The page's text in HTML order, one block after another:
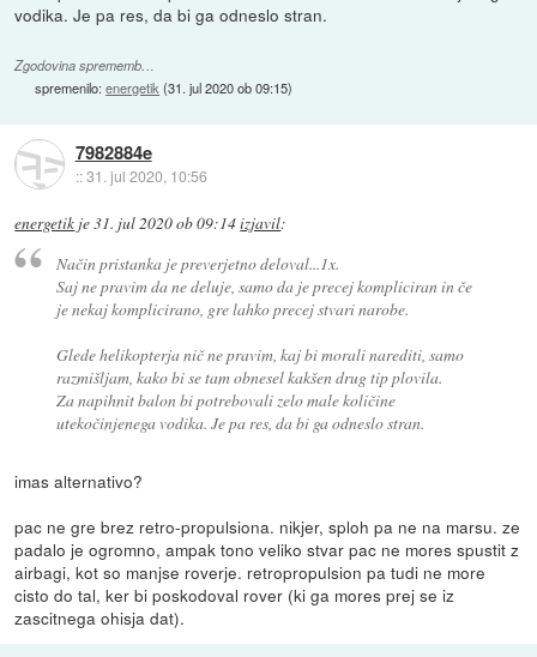
vodika. Je pa res, da bi ga odneslo stran.
Zgodovina sprememb…
spremenilo:energetik (31. jul 2020 ob 09:15)
7982884e
::31. jul 2020, 10:56
energetik je31. jul 2020 ob 09:14izjavil:
Način pristanka je preverjetno deloval...1x.
Saj ne pravim da ne deluje, samo da je precej kompliciran in če
je nekaj komplicirano, gre lahko precej stvari narobe.
Glede helikopterja nič ne pravim, kaj bi morali narediti, samo
razmišljam, kako bi se tam obnesel kakšen drug tip plovila.
Za napihnit balon bi potrebovali zelo male količine
utekočinjenega vodika. Je pa res, da bi ga odneslo stran.
imas alternativo?
pac ne gre brez retro-propulsiona. nikjer, sploh pa ne na marsu. ze
padalo je ogromno, ampak tono veliko stvar pac ne mores spustit z
airbagi, kot so manjse roverje. retropropulsion pa tudi ne more
cisto do tal, ker bi poskodoval rover (ki ga mores prej se iz
zascitnega ohisja dat).